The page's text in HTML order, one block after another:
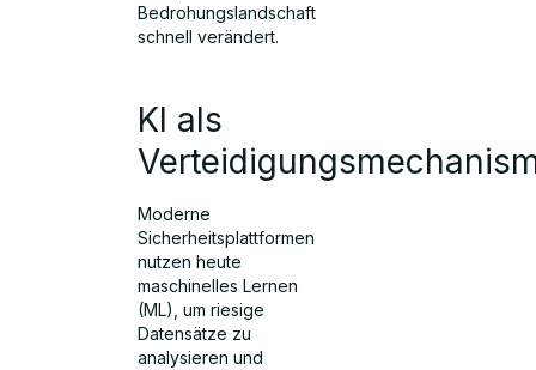
Bedrohungslandschaft
schnell verändert.
KI als
Moderne
Sicherheitsplattformen
nutzen heute
maschinelles Lernen
(ML), um riesige
Datensätze zu
analysieren und